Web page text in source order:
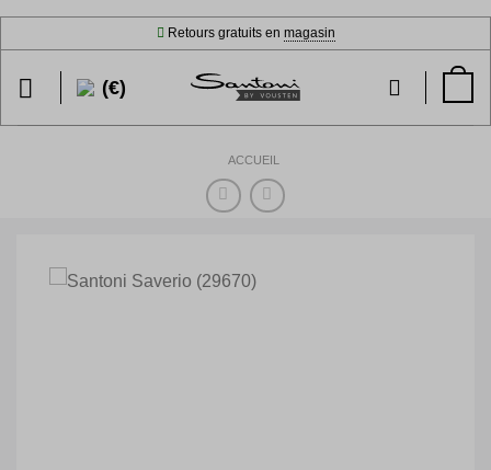
Passer
contenu
Retours gratuits en magasin
(€)
ACCUEIL